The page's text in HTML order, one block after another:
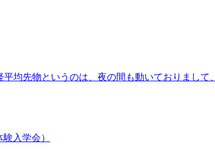
均先物というのは、夜の間も動いておりまして、
入学会）